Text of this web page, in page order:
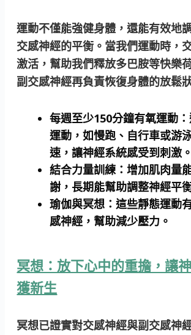
運動不僅能強健身體，還能有效地
交感神經的平衡。當我們運動時，
激活，幫助我們釋放多巴胺等快樂
副交感神經再負責恢復身體的放鬆
每週至少150分鐘有氧運動：
運動，如慢跑、自行車或游
速，讓神經系統感受到刺激。
結合力量訓練：增加肌肉量
謝，長期能幫助調整神經平
瑜伽與冥想：這些靜態運動
感神經，幫助減少壓力。
冥想：放下心中的重擔，讓
獲新生
冥想已證實對交感神經與副交感神